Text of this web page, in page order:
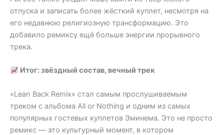
отпуска и записать более жёсткий куплет, несмотря на
его недавнюю религиозную трансформацию. Это
добавило ремиксу ещё больше энергии прорывного
трека.
Итог: звёздный состав, вечный трек
«Lean Back Remix» стал самым прослушиваемым
треком с альбома All or Nothing и одним из самых
популярных гостевых куплетов Эминема. Это не просто
ремикс — это культурный момент, в котором